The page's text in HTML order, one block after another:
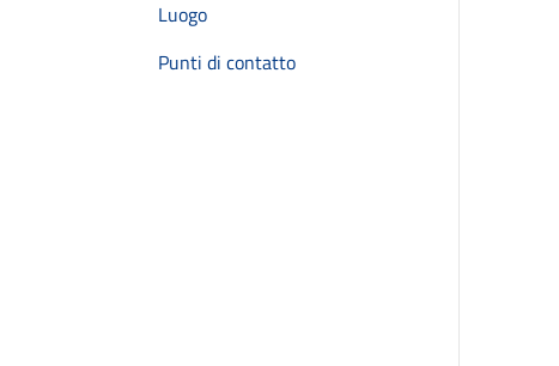
Luogo
Punti di contatto